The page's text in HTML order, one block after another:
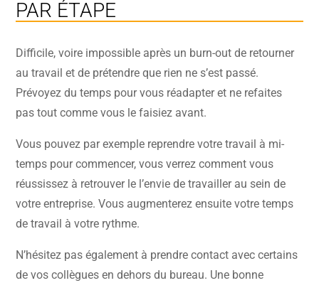
PAR ÉTAPE
Difficile, voire impossible après un burn-out de retourner
au travail et de prétendre que rien ne s’est passé.
Prévoyez du temps pour vous réadapter et ne refaites
pas tout comme vous le faisiez avant.
Vous pouvez par exemple reprendre votre travail à mi-
temps pour commencer, vous verrez comment vous
réussissez à retrouver le l’envie de travailler au sein de
votre entreprise. Vous augmenterez ensuite votre temps
de travail à votre rythme.
N’hésitez pas également à prendre contact avec certains
de vos collègues en dehors du bureau. Une bonne